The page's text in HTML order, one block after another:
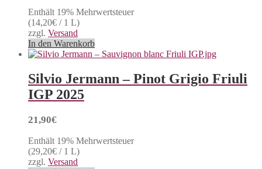
Enthält 19% Mehrwertsteuer
(14,20€ / 1 L)
zzgl. Versand
In den Warenkorb
Silvio Jermann – Pinot Grigio Friuli
IGP 2025
21,90€
Enthält 19% Mehrwertsteuer
(29,20€ / 1 L)
zzgl. Versand